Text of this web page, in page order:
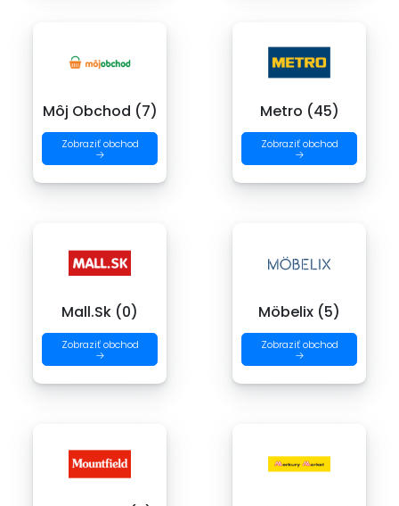
Môj Obchod (7)
Zobraziť obchod
→
Metro (45)
Zobraziť obchod
→
Mall.Sk (0)
Zobraziť obchod
→
Möbelix (5)
Zobraziť obchod
→